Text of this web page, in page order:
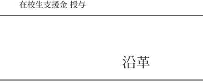
在校生支援金 授与
沿革